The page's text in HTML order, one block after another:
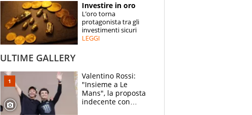
ESPERTI
CONTATTI
Investire in oro
L’oro torna
protagonista tra gli
investimenti sicuri
LEGGI
ULTIME GALLERY
Valentino Rossi:
"Insieme a Le
Mans", la proposta
indecente con